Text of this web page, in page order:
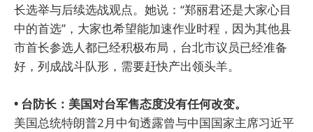
长选举与后续选战观点。她说：“郑丽君还是大家心目
中的首选”，大家也希望能加速作业时程，因为其他县
市首长参选人都已经积极布局，台北市议员已经准备
好，列成战斗队形，需要赶快产出领头羊。
• 台防长：美国对台军售态度没有任何改变。
美国总统特朗普2月中旬透露曾与中国国家主席习近平